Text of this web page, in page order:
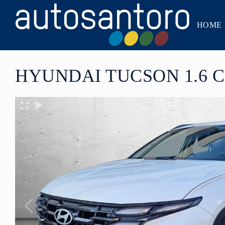
HOME
HYUNDAI TUCSON 1.6